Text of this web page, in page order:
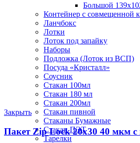
Большой
Контейнер с совмещенной
Ланчбокс
Лотки
Лоток под запайку
Наборы
Подложка (Лоток из ВСП)
Посуда «Кристалл»
Соусник
Стакан 100мл
Стакан 180 мл
Стакан 200мл
Стакан пивной
Стаканы Бумажные
Стакан ПЭТ
Тарелки
Закрыть
Пакет Zip Lock 20х30 40 мкм с